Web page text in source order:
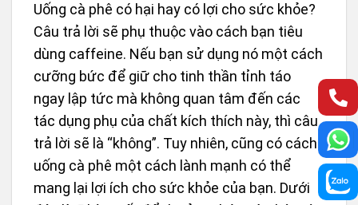
Uống cà phê có hại hay có lợi cho sức khỏe?
Câu trả lời sẽ phụ thuộc vào cách bạn tiêu
dùng caffeine. Nếu bạn sử dụng nó một cách
cưỡng bức để giữ cho tinh thần tỉnh táo
ngay lập tức mà không quan tâm đến các
tác dụng phụ của chất kích thích này, thì câu
trả lời sẽ là “không”. Tuy nhiên, cũng có cách
uống cà phê một cách lành mạnh có thể
mang lại lợi ích cho sức khỏe của bạn. Dưới